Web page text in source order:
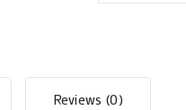
Reviews (0)